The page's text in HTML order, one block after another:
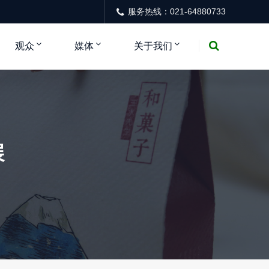
服务热线：021-64880733
观众 媒体 关于我们